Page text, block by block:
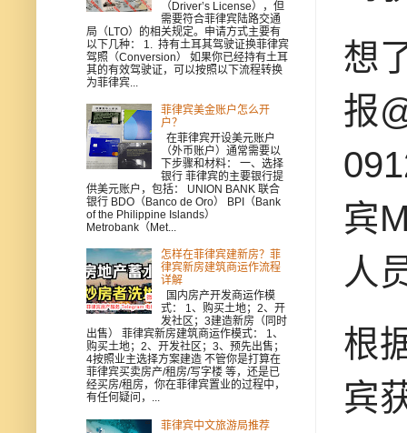
想
报
宾
人
根
宾
（Driver’s License），但
需要符合菲律宾陆路交通
局（LTO）的相关规定。申请方式主要有
以下几种： 1. 持有土耳其驾驶证换菲律宾
驾照（Conversion） 如果你已经持有土耳
其的有效驾驶证，可以按照以下流程转换
为菲律宾...
菲律宾美金账户怎么开
户？
在菲律宾开设美元账户
（外币账户）通常需要以
下步骤和材料： 一、选择
银行 菲律宾的主要银行提
供美元账户，包括： UNION BANK 联合
银行 BDO（Banco de Oro） BPI（Bank
of the Philippine Islands）
Metrobank（Met...
怎样在菲律宾建新房？菲
律宾新房建筑商运作流程
详解
国内房产开发商运作模
式： 1、购买土地；2、开
发社区；3建造新房（同时
出售） 菲律宾新房建筑商运作模式： 1、
购买土地；2、开发社区；3、预先出售；
4按照业主选择方案建造 不管你是打算在
菲律宾买卖房产/租房/写字楼 等，还是已
经买房/租房，你在菲律宾置业的过程中，
有任何疑问，...
菲律宾中文旅游局推荐